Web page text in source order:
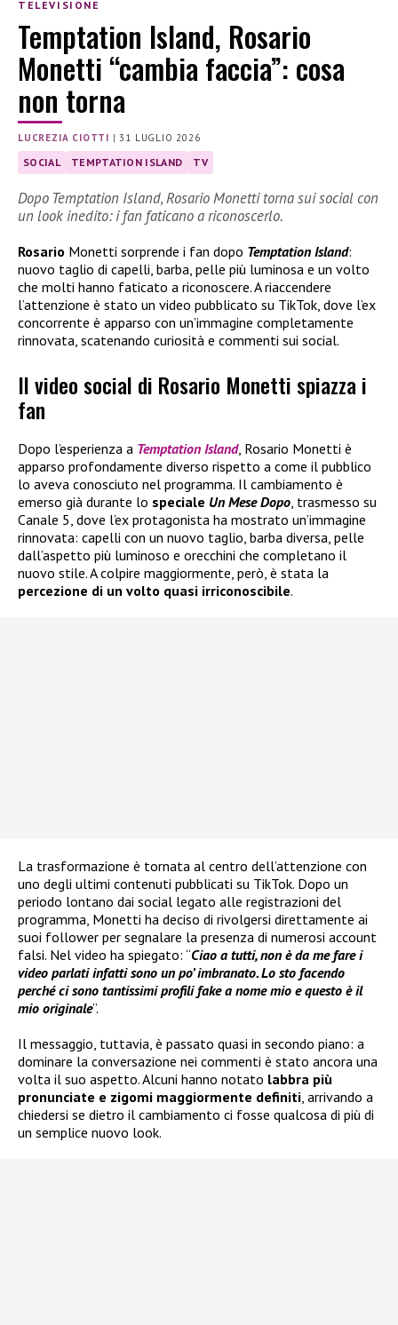
TELEVISIONE
Temptation Island, Rosario
Monetti “cambia faccia”: cosa
non torna
LUCREZIA CIOTTI |31 LUGLIO 2026
SOCIAL TEMPTATION ISLAND TV
Dopo Temptation Island, Rosario Monetti torna sui social con
un look inedito: i fan faticano a riconoscerlo.
Rosario Monetti sorprende i fan dopo Temptation Island:
nuovo taglio di capelli, barba, pelle più luminosa e un volto
che molti hanno faticato a riconoscere. A riaccendere
l’attenzione è stato un video pubblicato su TikTok, dove l’ex
concorrente è apparso con un’immagine completamente
rinnovata, scatenando curiosità e commenti sui social.
Il video social di Rosario Monetti spiazza i
fan
Dopo l’esperienza a Temptation Island, Rosario Monetti è
apparso profondamente diverso rispetto a come il pubblico
lo aveva conosciuto nel programma. Il cambiamento è
emerso già durante lo speciale Un Mese Dopo , trasmesso su
Canale 5, dove l’ex protagonista ha mostrato un’immagine
rinnovata: capelli con un nuovo taglio, barba diversa, pelle
dall’aspetto più luminoso e orecchini che completano il
nuovo stile. A colpire maggiormente, però, è stata la
percezione di un volto quasi irriconoscibile.
La trasformazione è tornata al centro dell’attenzione con
uno degli ultimi contenuti pubblicati su TikTok. Dopo un
periodo lontano dai social legato alle registrazioni del
programma, Monetti ha deciso di rivolgersi direttamente ai
suoi follower per segnalare la presenza di numerosi account
falsi. Nel video ha spiegato: “Ciao a tutti, non è da me fare i
video parlati infatti sono un po’ imbranato. Lo sto facendo
perché ci sono tantissimi profili fake a nome mio e questo è il
mio originale”.
Il messaggio, tuttavia, è passato quasi in secondo piano: a
dominare la conversazione nei commenti è stato ancora una
volta il suo aspetto. Alcuni hanno notato labbra più
pronunciate e zigomi maggiormente definiti , arrivando a
chiedersi se dietro il cambiamento ci fosse qualcosa di più di
un semplice nuovo look.